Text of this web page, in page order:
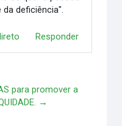
deficiência".
Responder
para promover a
→